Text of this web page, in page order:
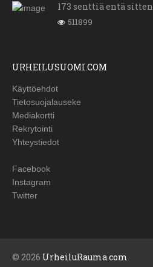
173 senttiä entä sitten
511899
URHEILUSUOMI.COM
Käyttöehdot
Tietosuojalauseke
Mediakortti
Rekrytointi
Yhteystiedot
Facebook
Instagram
Twitter
© 2026 UrheiluRauma.com.